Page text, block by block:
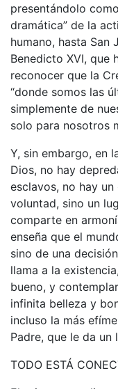
presentándolo
dramática” de la
humano, hasta San
Benedicto XVI, que
reconocer que la
“donde somos las
simplemente de
solo para nosotros
Y, sin embargo, en
Dios, no hay
esclavos, no hay
voluntad, sino un
comparte en
enseña que el
sino de una
llama a la
bueno, y
infinita belleza y
incluso la más
Padre, que le da un
TODO ESTÁ